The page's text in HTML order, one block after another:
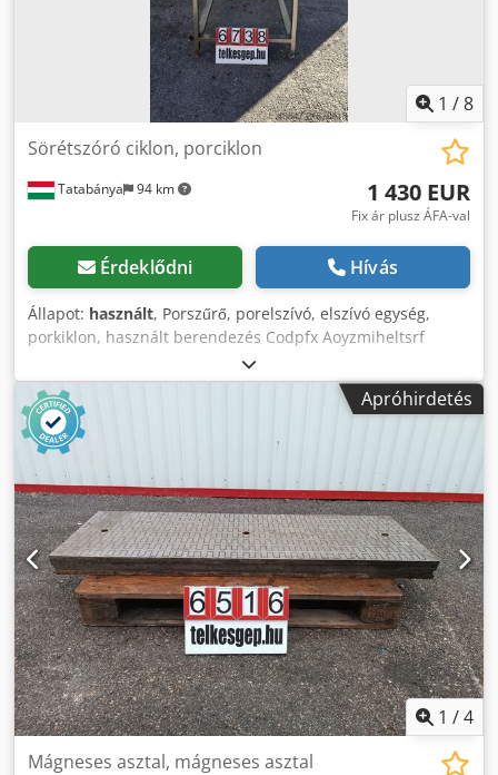
1 /8
Tatabánya 94 km
Sörétszóró ciklon, porciklon
1 430 EUR
Fix ár plusz ÁFA-val
Érdeklődni Hívás
Állapot: használt, Porszűrő, porelszívó, elszívó egység,
porkiklon, használt berendezés Codpfx Aoyzmiheltsrf
Teljes méretek: Szélesség: 1200 mm Mélység: 600 mm
Magasság: 1560 mm Bemeneti méret: 90 mm Kimeneti
méret: 115 mm Légműködtetésű szeleppel felszerelve
Apróhirdetés
1 /4
Mágneses asztal, mágneses asztal